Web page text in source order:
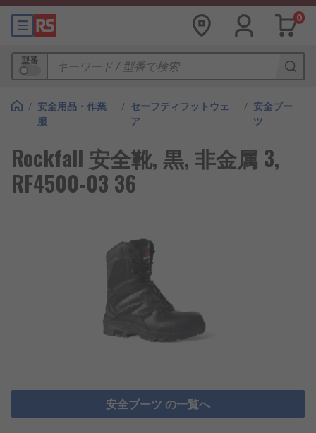
0
型番
/ 安全用品・作業
服
/ セーフティフットウェ
ア
/ 安全ブー
ツ
Rockfall 安全靴, 黒, 非金属 3,
RF4500-03 36
安全ブーツ の一覧へ